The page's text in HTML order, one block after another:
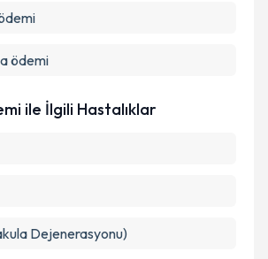
ödemi
ile İlgili Hastalıklar
Dejenerasyonu)